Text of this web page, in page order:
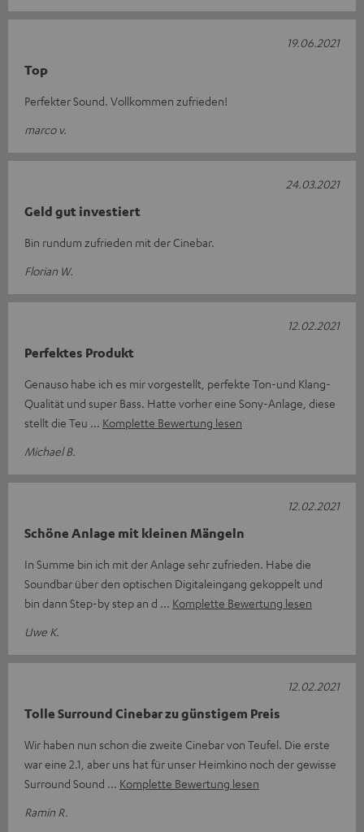
Top
Perfekter Sound. Vollkommen zufrieden!
marco v.
19.06.2021
Geld gut investiert
Bin rundum zufrieden mit der Cinebar.
Florian W.
24.03.2021
Perfektes Produkt
Genauso habe ich es mir vorgestellt, perfekte Ton-und Klang-
Qualität und super Bass. Hatte vorher eine Sony-Anlage, diese
stellt die Teu
Komplette Bewertung lesen
Michael B.
12.02.2021
Schöne Anlage mit kleinen Mängeln
In Summe bin ich mit der Anlage sehr zufrieden. Habe die
Soundbar über den optischen Digitaleingang gekoppelt und
bin dann Step-by step an d
Komplette Bewertung lesen
Uwe K.
12.02.2021
Tolle Surround Cinebar zu günstigem Preis
Wir haben nun schon die zweite Cinebar von Teufel. Die erste
war eine 2.1, aber uns hat für unser Heimkino noch der gewisse
Surround Sound
Komplette Bewertung lesen
Ramin R.
12.02.2021